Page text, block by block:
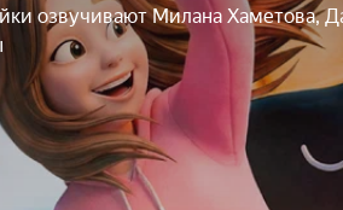
озвучивают Милана Хаметова,